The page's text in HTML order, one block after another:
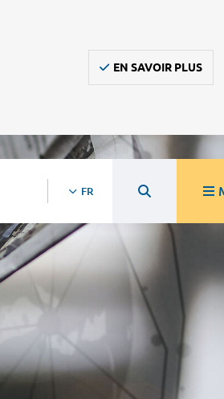
EN SAVOIR PLUS
FR